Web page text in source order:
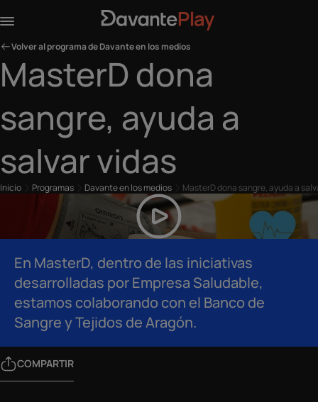
Volver al programa de Davante en los medios
MasterD dona
sangre, ayuda a
salvar vidas
Inicio Programas Davante en los medios MasterD dona sangre, ayuda a
En MasterD, dentro de las iniciativas
desarrolladas por Empresa Saludable,
estamos colaborando con el Banco de
Sangre y Tejidos de Aragón.
COMPARTIR